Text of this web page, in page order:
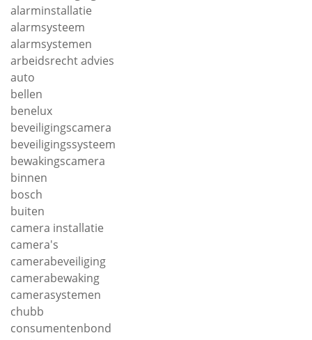
alarminstallatie
alarmsysteem
alarmsystemen
arbeidsrecht advies
auto
bellen
benelux
beveiligingscamera
beveiligingssysteem
bewakingscamera
binnen
bosch
buiten
camera installatie
camera's
camerabeveiliging
camerabewaking
camerasystemen
chubb
consumentenbond